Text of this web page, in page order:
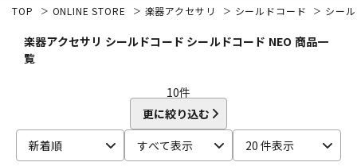
ベース ウクレレ
TOP ONLINE STORE 楽器アクセサリ シールドコード シー
楽器アクセサリ シールドコード シールドコード NEO 商品一
覧
10件
更に絞り込む
新着順
すべて表示 20 件表示